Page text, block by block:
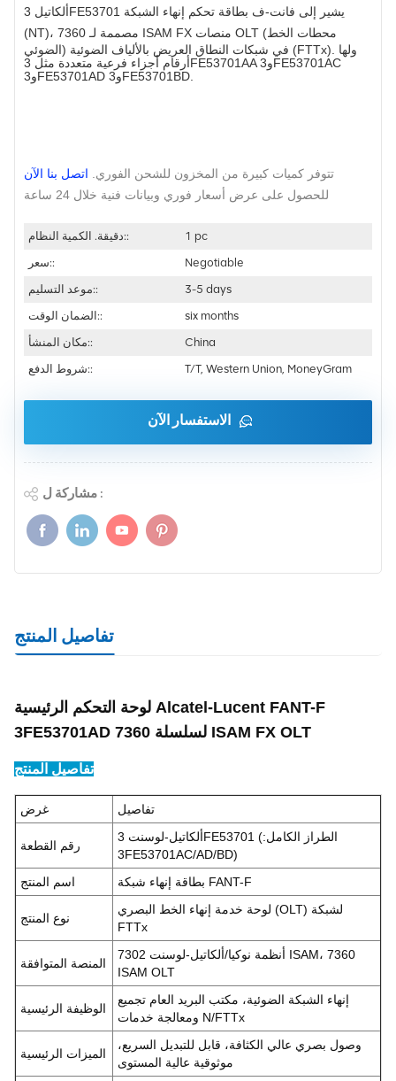
ألكاتيل 3FE53701 يشير إلى فانت-ف بطاقة تحكم إنهاء الشبكة
(NT)، مصممة لـ 7360 ISAM FX منصات OLT (محطات الخط
الضوئي) في شبكات النطاق العريض بالألياف الضوئية (FTTx). ولها
أرقام أجزاء فرعية متعددة مثل 3FE53701AA و3FE53701AC
و3FE53701AD و3FE53701BD.
تتوفر كميات كبيرة من المخزون للشحن الفوري. اتصل بنا الآن
دقيقة. الكمية النظام::
1 pc
سعر::
Negotiable
موعد التسليم::
3-5 days
الضمان الوقت::
six months
مكان المنشأ::
China
شروط الدفع::
T/T, Western Union, MoneyGram
الاستفسار الآن
مشاركة ل :
تفاصيل المنتج
لوحة التحكم الرئيسية Alcatel-Lucent FANT-F
3FE53701AD لسلسلة 7360 ISAM FX OLT
تفاصيل المنتج
غرض تفاصيل
رقم القطعة
ألكاتيل-لوسنت 3FE53701 (الطراز الكامل:
3FE53701AC/AD/BD)
اسم المنتج
بطاقة إنهاء شبكة FANT-F
نوع المنتج
لوحة خدمة إنهاء الخط البصري (OLT) لشبكة
FTTx
المنصة المتوافقة
أنظمة نوكيا/ألكاتيل-لوسنت 7302 ISAM، 7360
ISAM OLT
الوظيفة الرئيسية
إنهاء الشبكة الضوئية، مكتب البريد العام تجميع
ومعالجة خدمات N/FTTx
الميزات الرئيسية
وصول بصري عالي الكثافة، قابل للتبديل السريع،
موثوقية عالية المستوى